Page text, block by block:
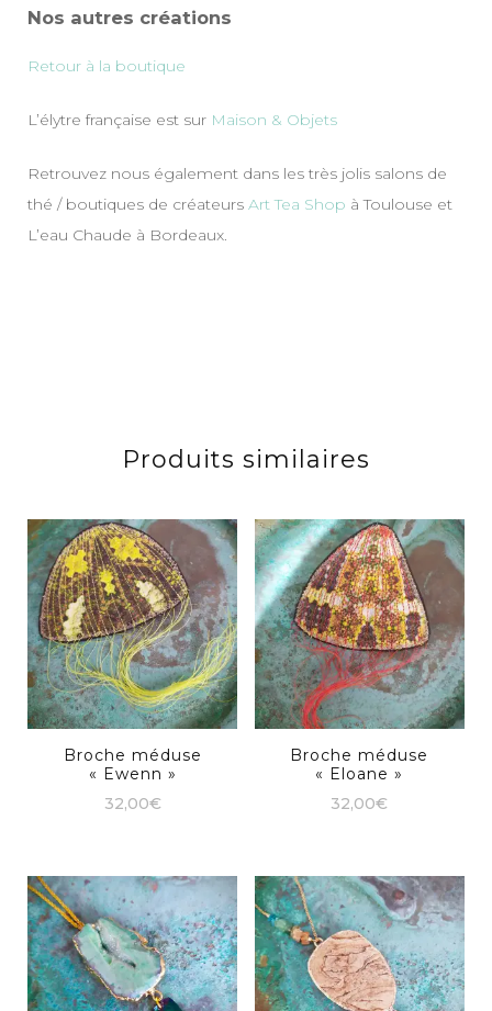
Nos autres créations
Retour à la boutique
L’élytre française est sur Maison & Objets
Retrouvez nous également dans les très jolis salons de
thé / boutiques de créateurs Art Tea Shop à Toulouse et
L’eau Chaude à Bordeaux.
Produits similaires
Broche méduse
« Ewenn »
32,00€
Broche méduse
« Eloane »
32,00€